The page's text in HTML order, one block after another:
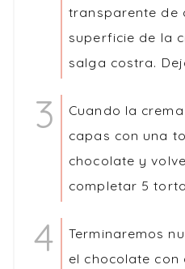
transparente de
superficie de la
salga costra.
Cuando la
capas con una
chocolate y
completar 5
Terminaremos
el chocolate con